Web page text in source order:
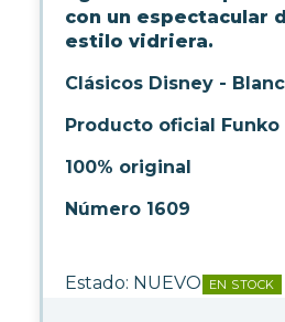
con un espectacular
estilo vidriera.
Clásicos Disney -
Producto oficial Funko
100% original
Número 1609
Estado: NUEVO EN STOCK